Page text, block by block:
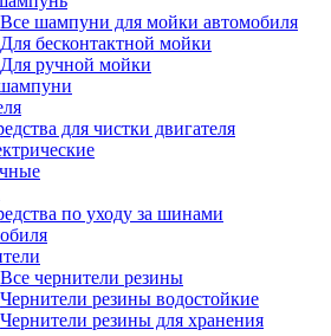
Все шампуни для мойки автомобиля
Для бесконтактной мойки
Для ручной мойки
для чистки двигателя
по уходу за шинами
Все чернители резины
Чернители резины водостойкие
Чернители резины для хранения